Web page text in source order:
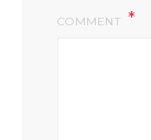
COMMENT